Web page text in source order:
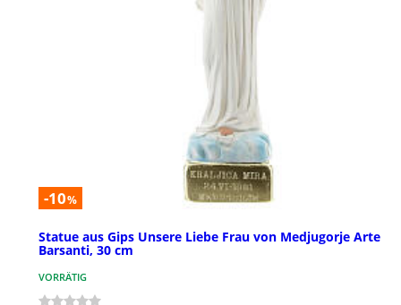
-10%
Statue aus Gips Unsere Liebe Frau von Medjugorje Arte
Barsanti, 30 cm
VORRÄTIG